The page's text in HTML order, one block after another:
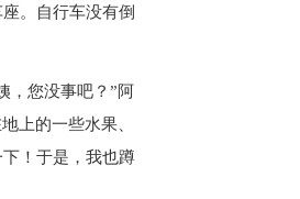
。自行车没有倒
，您没事吧？”阿
上的一些水果、
！于是，我也蹲